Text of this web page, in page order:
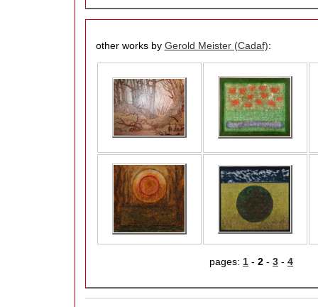
other works by Gerold Meister (Cadaf):
pages: 1 - 2 - 3 - 4